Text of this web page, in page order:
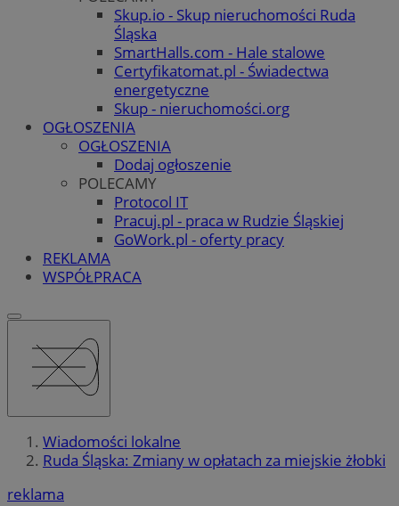
Skup.io - Skup nieruchomości Ruda
Śląska
SmartHalls.com - Hale stalowe
Certyfikatomat.pl - Świadectwa
energetyczne
Skup - nieruchomości.org
OGŁOSZENIA
OGŁOSZENIA
Dodaj ogłoszenie
POLECAMY
Protocol IT
Pracuj.pl - praca w Rudzie Śląskiej
GoWork.pl - oferty pracy
REKLAMA
WSPÓŁPRACA
Wiadomości lokalne
Ruda Śląska: Zmiany w opłatach za miejskie żłobki
reklama